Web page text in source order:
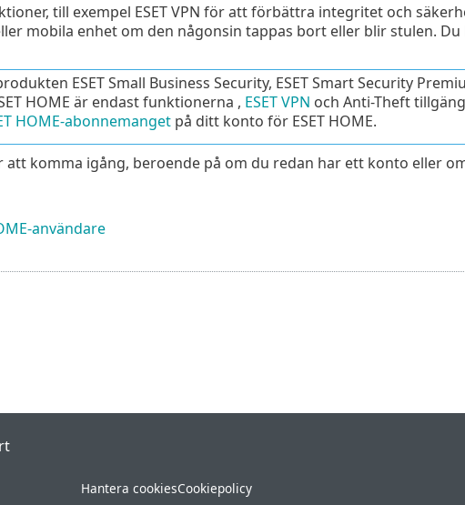
till exempel ESET VPN för att förbättra integritet och
mobila enhet om den någonsin tappas bort eller blir stulen.
ESET Small Business Security, ESET Smart Security
HOME är endast funktionerna , ESET VPN och Anti-Theft
HOME-abonnemangetpå ditt konto för ESET HOME.
komma igång, beroende på om du redan har ett konto eller
användare
Hantera cookiesCookiepolicy